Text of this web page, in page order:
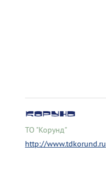
ТО "Корунд"
http://www.tdkorund.ru